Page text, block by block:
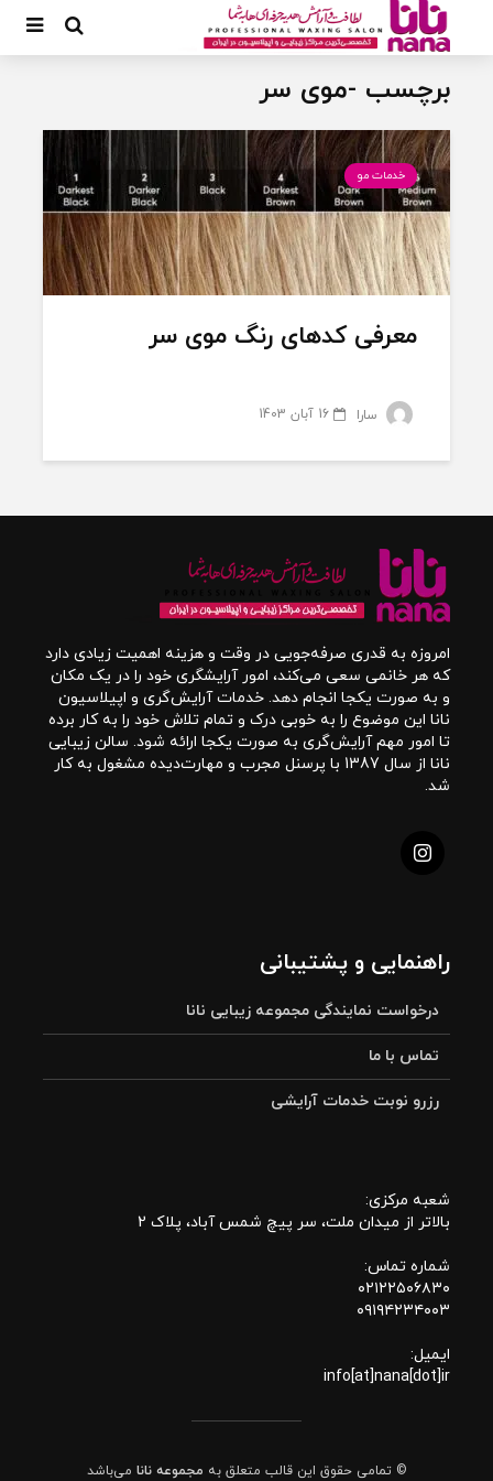
برچسب -موی سر
خدمات مو
معرفی کدهای رنگ موی سر
سارا 16 آبان 1403
امروزه به قدری صرفه‌جویی در وقت و هزینه اهمیت زیادی دارد
که هر خانمی سعی می‌کند، امور آرایشگری خود را در یک مکان
و به صورت یکجا انجام دهد. خدمات آرایش‌گری و اپیلاسیون
نانا این موضوع را به خوبی درک و تمام تلاش خود را به کار برده
تا امور مهم آرایش‌گری به صورت یکجا ارائه شود. سالن زیبایی
نانا از سال 1387 با پرسنل مجرب و مهارت‌دیده مشغول به کار
شد.
راهنمایی و پشتیبانی
درخواست نمایندگی مجموعه زیبایی نانا
تماس با ما
رزرو نوبت خدمات آرایشی
شعبه مرکزی:
بالاتر از میدان ملت، سر پیچ شمس آباد، پلاک 2
شماره تماس:
۰۲۱۲۲۵۰۶۸۳۰
۰۹۱۹۴۲۳۴۰۰۳
ایمیل:
info[at]nana[dot]ir
© تمامی حقوق این قالب متعلق به مجموعه نانا می‌باشد